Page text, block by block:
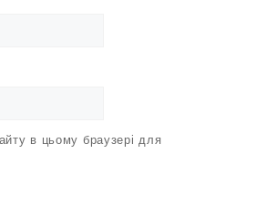
в цьому браузері для